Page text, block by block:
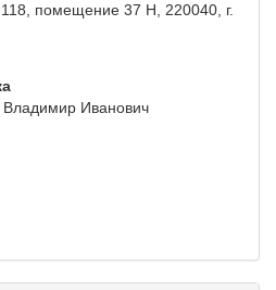
помещение 37 Н, 220040, г.
Владимир Иванович